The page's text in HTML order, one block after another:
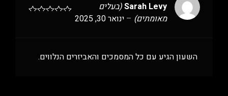
Sarah Levy(בעלים
מאומתים) – ינואר 30, 2025
השעון הגיע עם כל המסמכים והאביזרים הנלווים.